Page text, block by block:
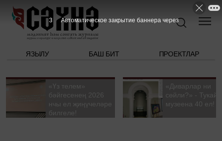
ЯЗЫЛУ БАШ БИТ ПРОЕКТЛАР
«Үз телем»
бәйгесенең 2026
нчы ел җиңүчеләре
билгеле!
«Диварлар ни
сөйли?» - Тукай
музеена 40 ел!
2 Автоматическое закрытие баннера через